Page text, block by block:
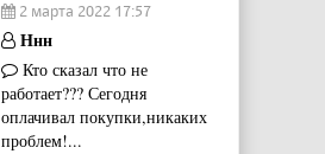
2 марта 2022 17:57
Ннн
Кто сказал что не
работает??? Сегодня
оплачивал покупки,никаких
проблем!...